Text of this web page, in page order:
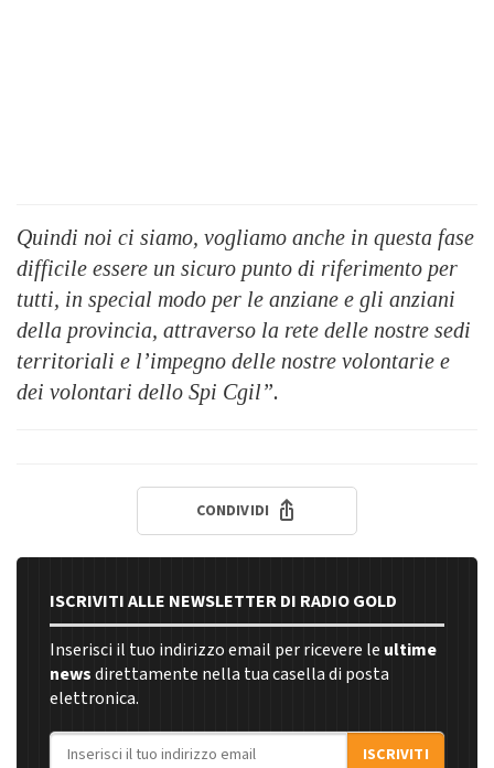
Quindi noi ci siamo, vogliamo anche in questa fase
difficile essere un sicuro punto di riferimento per
tutti, in special modo per le anziane e gli anziani
della provincia, attraverso la rete delle nostre sedi
territoriali e l’impegno delle nostre volontarie e
dei volontari dello Spi Cgil”.
CONDIVIDI
ISCRIVITI ALLE NEWSLETTER DI RADIO GOLD
Inserisci il tuo indirizzo email per ricevere le ultime
newsdirettamente nella tua casella di posta
elettronica.
Indirizzo email
ISCRIVITI